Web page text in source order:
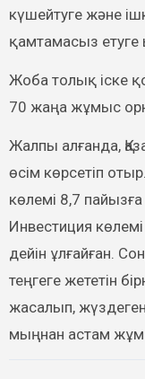
күшейтуге және
қамтамасыз етуге
Жоба толық іске
70 жаңа жұмыс
Жалпы алғанда,
өсім көрсетіп
көлемі 8,7
Инвестиция
дейін ұлғайған.
теңгеге жететін
жасалып,
мыңнан астам